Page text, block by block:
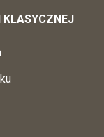
KLASYCZNEJ